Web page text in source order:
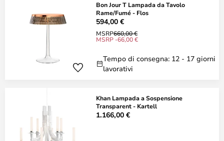
Bon Jour T Lampada da Tavolo
Rame/Fumé - Flos
594,00 €
MSRP660,00 €
MSRP -66,00 €
Tempo di consegna: 12 - 17 giorni
lavorativi
Khan Lampada a Sospensione
Transparent - Kartell
1.166,00 €